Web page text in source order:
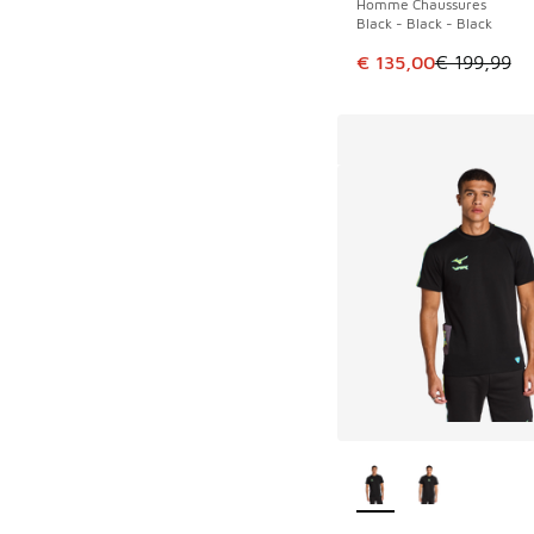
Homme Chaussures
Black - Black - Black
Cet article est en
€ 135,00€ 199,99